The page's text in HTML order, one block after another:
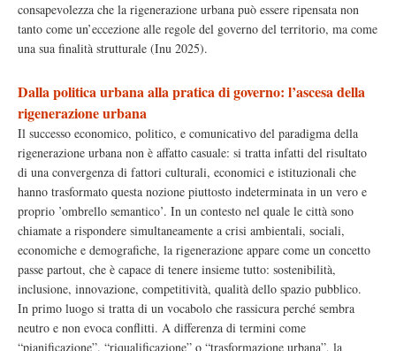
consapevolezza che la rigenerazione urbana può essere ripensata non
tanto come un’eccezione alle regole del governo del territorio, ma come
una sua finalità strutturale (Inu 2025).
Dalla politica urbana alla pratica di governo: l’ascesa della
rigenerazione urbana
Il successo economico, politico, e comunicativo del paradigma della
rigenerazione urbana non è affatto casuale: si tratta infatti del risultato
di una convergenza di fattori culturali, economici e istituzionali che
hanno trasformato questa nozione piuttosto indeterminata in un vero e
proprio ’ombrello semantico’. In un contesto nel quale le città sono
chiamate a rispondere simultaneamente a crisi ambientali, sociali,
economiche e demografiche, la rigenerazione appare come un concetto
passe partout, che è capace di tenere insieme tutto: sostenibilità,
inclusione, innovazione, competitività, qualità dello spazio pubblico.
In primo luogo si tratta di un vocabolo che rassicura perché sembra
neutro e non evoca conflitti. A differenza di termini come
“pianificazione”, “riqualificazione” o “trasformazione urbana”, la